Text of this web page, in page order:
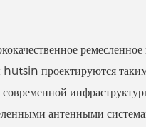
проектируются
антенными